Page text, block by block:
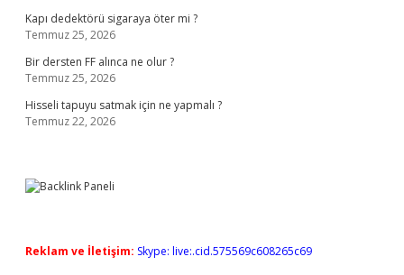
Kapı dedektörü sigaraya öter mi ?
Temmuz 25, 2026
Bir dersten FF alınca ne olur ?
Temmuz 25, 2026
Hisseli tapuyu satmak için ne yapmalı ?
Temmuz 22, 2026
Reklam ve İletişim: Skype: live:.cid.575569c608265c69